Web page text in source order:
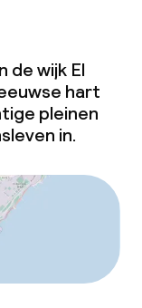
de wijk El
hart
pleinen
in.